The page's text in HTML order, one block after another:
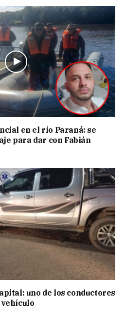
en el río Paraná: se
para dar con Fabián
uno de los conductores